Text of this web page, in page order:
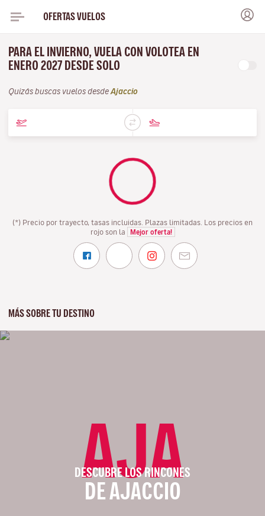
OFERTAS VUELOS
PARA EL INVIERNO, VUELA CON VOLOTEA EN
ENERO 2027 DESDE SOLO
Quizás buscas vuelos desde Ajaccio
(*) Precio por trayecto, tasas incluidas. Plazas limitadas. Los precios en
rojo son la
Mejor oferta!
MÁS SOBRE TU DESTINO
AJA
DESCUBRE LOS RINCONES
DE AJACCIO